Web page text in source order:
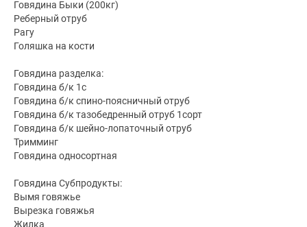
Говядина Быки (200кг)
Реберный отруб
Рагу
Голяшка на кости
Говядина разделка:
Говядина б/к 1с
Говядина б/к спино-поясничный отруб
Говядина б/к тазобедренный отруб 1сорт
Говядина б/к шейно-лопаточный отруб
Тримминг
Говядина односортная
Говядина Субпродукты:
Вымя говяжье
Вырезка говяжья
Жилка